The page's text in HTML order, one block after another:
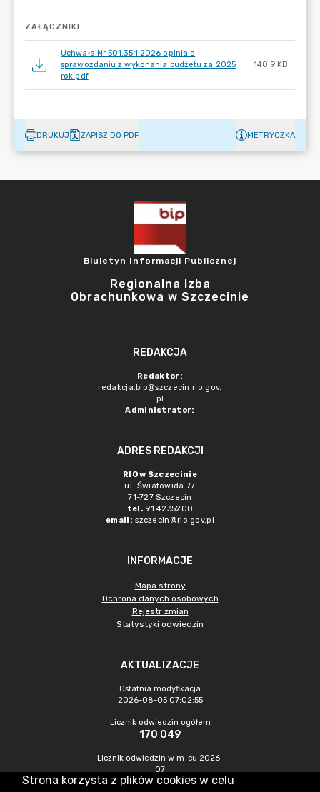
ZAŁĄCZNIKI
Uchwała Nr 501.35.1.2026 opinia o
sprawozdaniu z wykonania budżetu za 2025
rok.pdf
140.9 KB
DRUKUJ ZAPISZ DO PDF METRYCZKA
Biuletyn Informacji Publicznej
Regionalna Izba
Obrachunkowa w Szczecinie
REDAKCJA
Redaktor:
redakcja.bip@szczecin.rio.gov.
pl
Administrator:
ADRES REDAKCJI
RIO w Szczecinie
ul. Światowida 77
71-727 Szczecin
tel. 91 4235200
email: szczecin@rio.gov.pl
INFORMACJE
Mapa strony
Ochrona danych osobowych
Rejestr zmian
Statystyki odwiedzin
AKTUALIZACJE
Ostatnia modyfikacja
2026-08-05 07:02:55
Licznik odwiedzin ogółem
170 049
Licznik odwiedzin w m-cu 2026-
07
277
Strona korzysta z plików cookies w celu